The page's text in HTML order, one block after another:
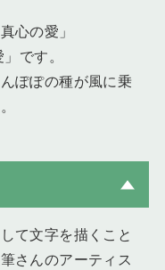
心の愛」
です。
ぽぽの種が風に乗
て文字を描くこと
さんのアーティス